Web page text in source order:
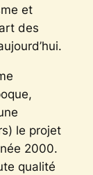
et
des
le projet
2000.
qualité